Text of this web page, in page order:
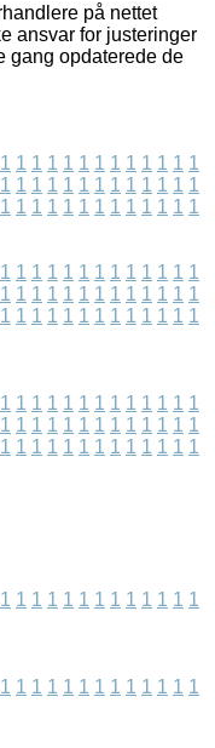
på nettet
ansvar for justeringer
gang opdaterede de
1 1 1 1 1 1 1 1 1 1 1 1 1
1 1 1 1 1 1 1 1 1 1 1 1 1
1 1 1 1 1 1 1 1 1 1 1 1 1
1 1 1 1 1 1 1 1 1 1 1 1 1
1 1 1 1 1 1 1 1 1 1 1 1 1
1 1 1 1 1 1 1 1 1 1 1 1 1
1 1 1 1 1 1 1 1 1 1 1 1 1
1 1 1 1 1 1 1 1 1 1 1 1 1
1 1 1 1 1 1 1 1 1 1 1 1 1
1 1 1 1 1 1 1 1 1 1 1 1 1
1 1 1 1 1 1 1 1 1 1 1 1 1